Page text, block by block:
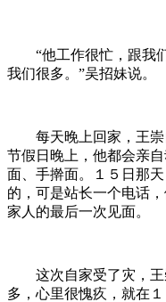
“他工作很忙，跟我们
我们很多。”吴招妹说。
每天晚上回家，王崇
节假日晚上，他都会亲
面、手擀面。１５日那
的，可是站长一个电话
家人的最后一次见面。
这次自家受了灾，王
多，心里很愧疚，就在